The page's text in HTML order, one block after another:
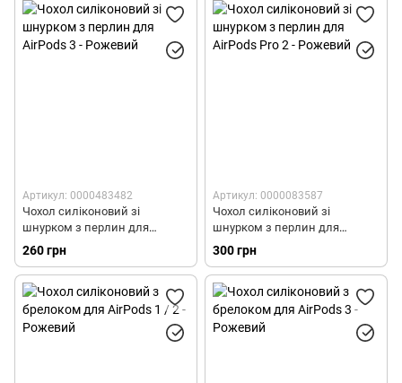
Артикул: 0000483482
Чохол силіконовий зі
шнурком з перлин для
AirPods 3 - Рожевий
260 грн
Артикул: 0000083587
Чохол силіконовий зі
шнурком з перлин для
AirPods Pro 2 - Рожевий
300 грн